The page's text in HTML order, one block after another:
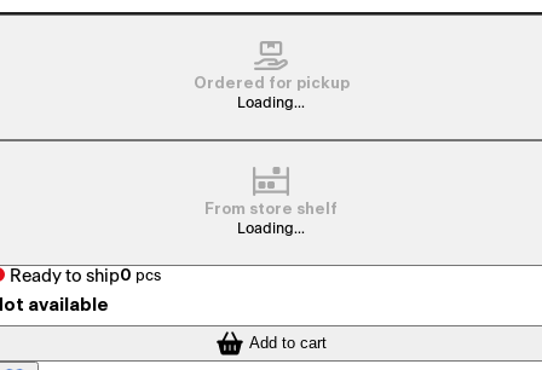
Ordered for pickup
Loading...
From store shelf
Loading...
Ready to ship0 pcs
available
Add to cart